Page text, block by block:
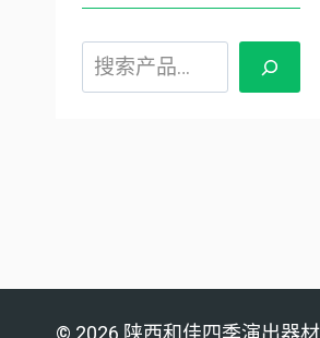
品
© 2026 陕西和佳四季演出器